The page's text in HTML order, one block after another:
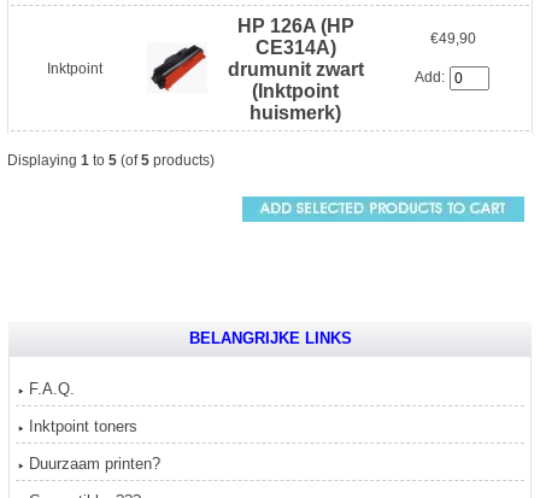
Inktpoint
HP 126A (HP
CE314A)
drumunit zwart
(Inktpoint
huismerk)
€49,90
Add:
Displaying 1 to 5 (of5 products)
BELANGRIJKE LINKS
F.A.Q.
Inktpoint toners
Duurzaam printen?